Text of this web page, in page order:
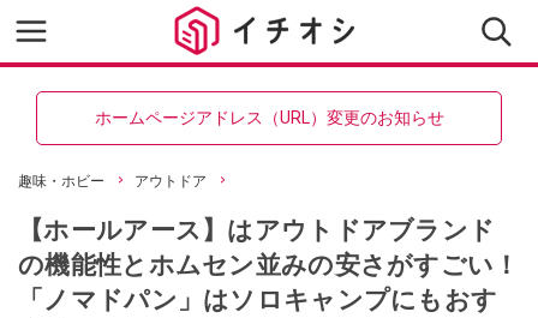
ホームページアドレス（URL）変更のお知らせ
趣味・ホビー アウトドア
【ホールアース】はアウトドアブランド
の機能性とホムセン並みの安さがすごい！
「ノマドパン」はソロキャンプにもおす